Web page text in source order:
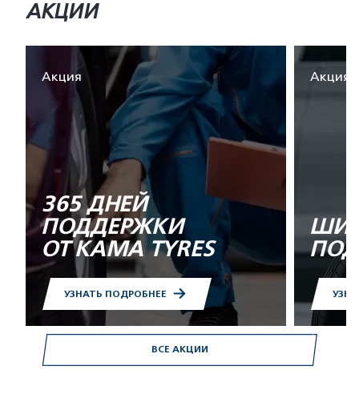
ВСЕ АКЦИИ
АКЦИИ
Акция
365 ДНЕЙ
ПОДДЕРЖКИ
ОТ KAMA TYRES
УЗНАТЬ ПОДРОБНЕЕ
Акция